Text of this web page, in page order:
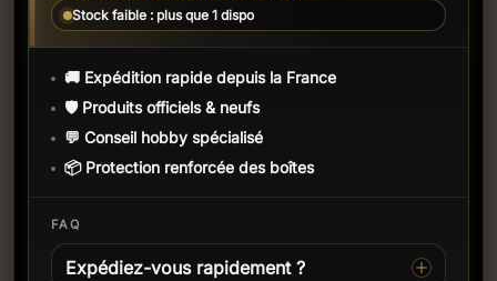
Stock faible : plus que 1 dispo
🚚 Expédition rapide depuis la France
🛡️ Produits officiels & neufs
💬 Conseil hobby spécialisé
📦 Protection renforcée des boîtes
FAQ
Expédiez-vous rapidement ?